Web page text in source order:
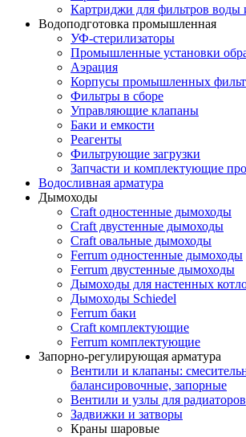
Картриджи для фильтров
Водоподготовка промышленная
УФ-стерилизаторы
Промышленные установки
Аэрация
Корпусы промышленных
Фильтры в сборе
Управляющие клапаны
Баки и емкости
Реагенты
Фильтрующие загрузки
Запчасти и комплектующие
Водосливная арматура
Дымоходы
Craft одностенные дымоходы
Craft двустенные дымоходы
Craft овальные дымоходы
Ferrum одностенные дымоходы
Ferrum двустенные дымоходы
Дымоходы для настенных
Дымоходы Schiedel
Ferrum баки
Craft комплектующие
Ferrum комплектующие
Запорно-регулирующая арматура
Вентили и клапаны:
балансировочные, запорные
Вентили и узлы для радиаторов
Задвижки и затворы
Краны шаровые